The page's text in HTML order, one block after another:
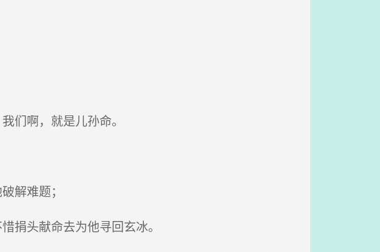
们啊，就是儿孙命。
解难题；
捐头献命去为他寻回玄冰。